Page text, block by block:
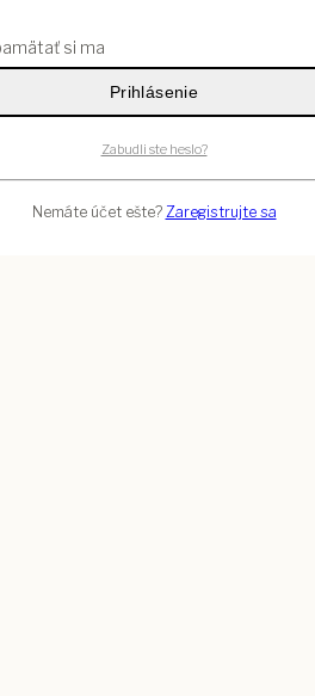
si ma
Prihlásenie
Zabudli ste heslo?
Nemáte účet ešte? Zaregistrujte sa